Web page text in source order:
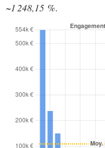
~1 248,15 %.